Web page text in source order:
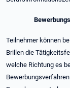
Teilnehmer können
Brillen die
welche Richtung es